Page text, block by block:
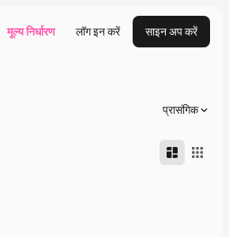
मूल्य निर्धारण लॉग इन करें साइन अप करें
प्रासंगिक